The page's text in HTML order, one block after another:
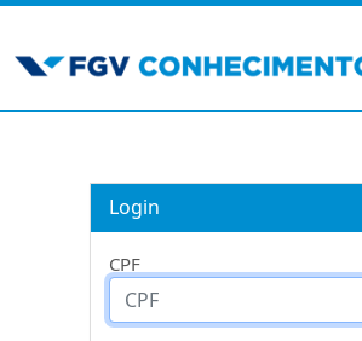
Login
CPF